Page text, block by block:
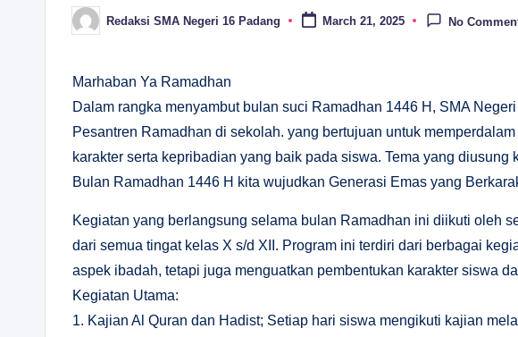
Posted
by
Redaksi SMA Negeri 16 Padang March 21, 2025 No
Marhaban Ya Ramadhan
Dalam rangka menyambut bulan suci Ramadhan 1446 H, SMA
Pesantren Ramadhan di sekolah. yang bertujuan untuk
karakter serta kepribadian yang baik pada siswa. Tema yang
Bulan Ramadhan 1446 H kita wujudkan Generasi Emas yang
Kegiatan yang berlangsung selama bulan Ramadhan ini diikuti oleh
dari semua tingat kelas X s/d XII. Program ini terdiri dari berbagai
aspek ibadah, tetapi juga menguatkan pembentukan karakter siswa
Kegiatan Utama:
1. Kajian Al Quran dan Hadist; Setiap hari siswa mengikuti kajian